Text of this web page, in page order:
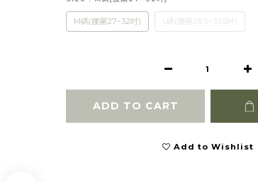
M碼(腰圍27~32吋) L碼(腰圍28.5~33.5吋)
ADD TO CART
Add to Wishlist